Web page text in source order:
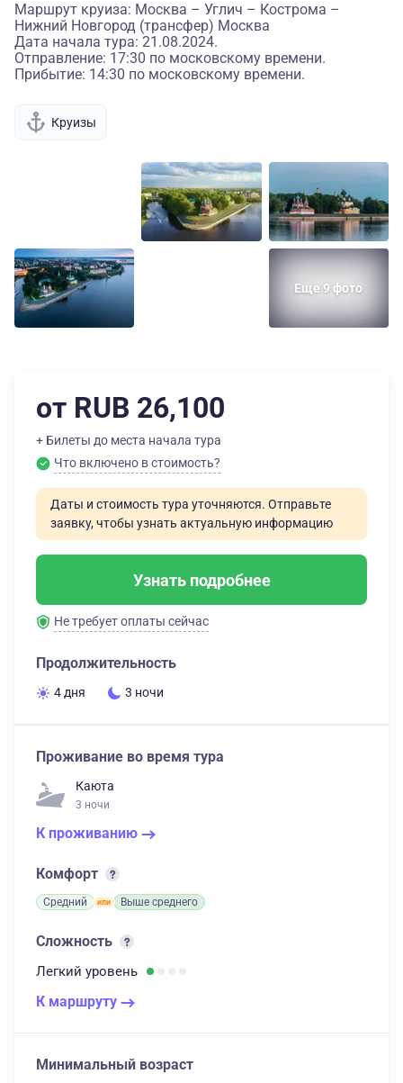
Маршрут круиза: Москва – Углич – Кострома –
Нижний Новгород (трансфер) Москва
Дата начала тура: 21.08.2024.
Отправление: 17:30 по московскому времени.
Прибытие: 14:30 по московскому времени.
Круизы
Еще 9 фото
от RUB 26,100
+ Билеты до места начала тура
Что включено в стоимость?
Даты и стоимость тура уточняются. Отправьте
заявку, чтобы узнать актуальную информацию
Узнать подробнее
Не требует оплаты сейчас
Продолжительность
4 дня 3 ночи
Проживание во время тура
Каюта
3 ночи
К проживанию
Комфорт
Средний Выше среднего
Сложность
Легкий уровень
К маршруту
Минимальный возраст